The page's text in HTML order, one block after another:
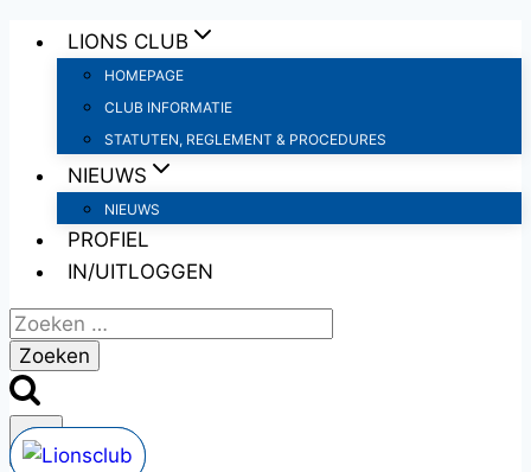
DoorgaanLIONS CLUB
HOMEPAGE
CLUB INFORMATIE
STATUTEN, REGLEMENT & PROCEDURES
NIEUWS
NIEUWS
PROFIEL
IN/UITLOGGEN
Zoeken
naar: